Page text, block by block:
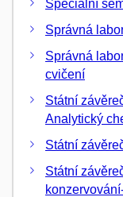
Speciální
Správná
Správná
cvičení
Státní
Analytický
Státní
Státní